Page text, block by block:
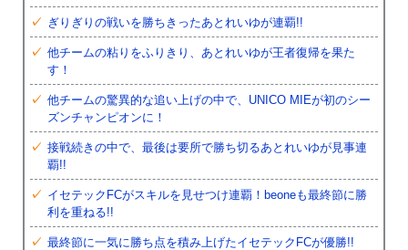
ぎりぎりの戦いを勝ちきったあとれいゆが連覇!!
他チームの粘りをふりきり、あとれいゆが王者復帰を果た
す！
他チームの驚異的な追い上げの中で、UNICO MIEが初のシー
ズンチャンピオンに！
接戦続きの中で、最後は要所で勝ち切るあとれいゆが見事連
覇!!
イセテックFCがスキルを見せつけ連覇！beoneも最終節に勝
利を重ねる!!
最終節に一気に勝ち点を積み上げたイセテックFCが優勝!!